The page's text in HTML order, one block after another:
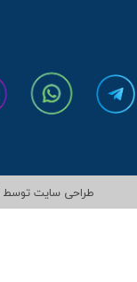
طراحی سایت توسط